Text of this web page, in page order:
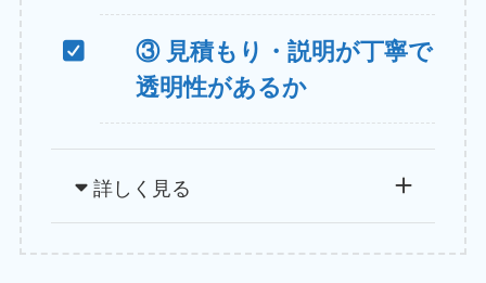
③ 見積もり・説明が丁寧で
透明性があるか
詳しく見る